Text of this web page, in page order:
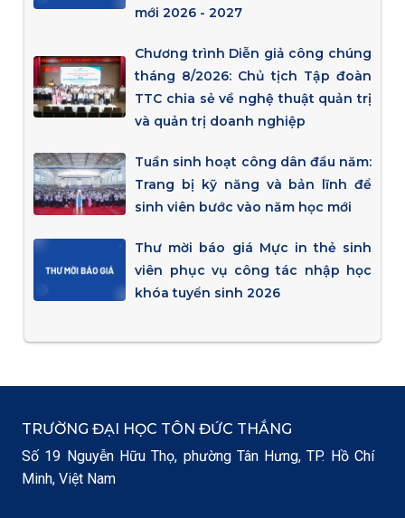
mới 2026 - 2027
Chương trình Diễn giả công chúng
tháng 8/2026: Chủ tịch Tập đoàn
TTC chia sẻ về nghệ thuật quản trị
và quản trị doanh nghiệp
Tuần sinh hoạt công dân đầu năm:
Trang bị kỹ năng và bản lĩnh để
sinh viên bước vào năm học mới
Thư mời báo giá Mực in thẻ sinh
viên phục vụ công tác nhập học
khóa tuyển sinh 2026
TRƯỜNG ĐẠI HỌC TÔN ĐỨC THẮNG
Số 19 Nguyễn Hữu Thọ, phường Tân Hưng, TP. Hồ Chí
Minh, Việt Nam